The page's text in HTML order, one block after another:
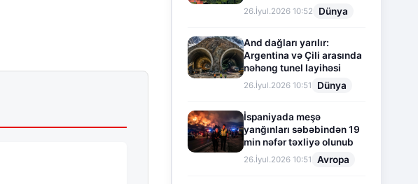
26.İyul.2026 10:52 Dünya
And dağları yarılır:
Argentina və Çili arasında
nəhəng tunel layihəsi
26.İyul.2026 10:51 Dünya
İspaniyada meşə
yanğınları səbəbindən 19
min nəfər təxliyə olunub
26.İyul.2026 10:51 Avropa